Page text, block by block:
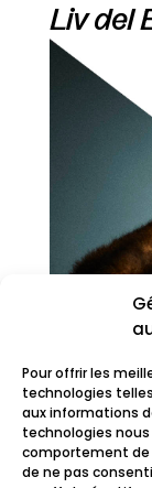
Pour offrir les
technologies
aux informations
technologies
comportement de
de ne pas
Liv del
LIZE